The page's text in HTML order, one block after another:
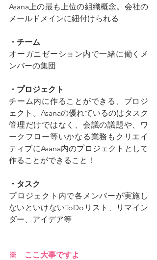
Asana上の最も上位の組織概念。会社の
メールドメインに紐付けられる
・チーム
オーガニゼーション内で一緒に働くメ
ンバーの集団
・プロジェクト
チーム内に作ることができる、プロジ
ェクト。Asanaの優れているのはタスク
管理だけではなく、会議の議題や、ワ
ークフロー等いかなる業務もクリエイ
ティブにAsana内のプロジェクトとして
作ることができること！
・タスク
プロジェクト内で各メンバーが実施し
ないといけないToDoリスト、リマイン
ダー、アイデア等
※　ここ大事ですよ